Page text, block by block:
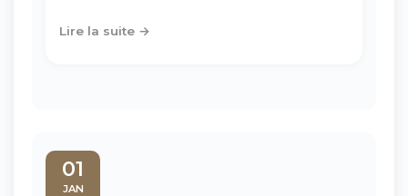
Lire la suite →
01
JAN